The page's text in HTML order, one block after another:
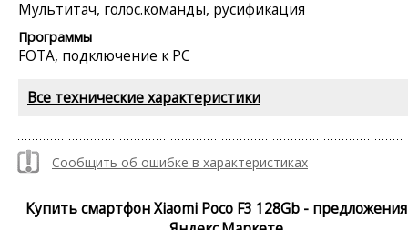
Мультитач, голос.команды, русификация
Программы
FOTA, подключение к PC
Все технические характеристики
Сообщить об ошибке в характеристиках
Купить смартфон Xiaomi Poco F3 128Gb -